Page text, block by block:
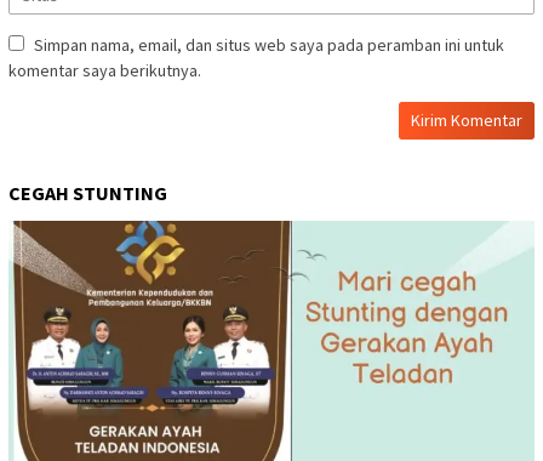
Simpan nama, email, dan situs web saya pada peramban ini untuk
komentar saya berikutnya.
CEGAH STUNTING